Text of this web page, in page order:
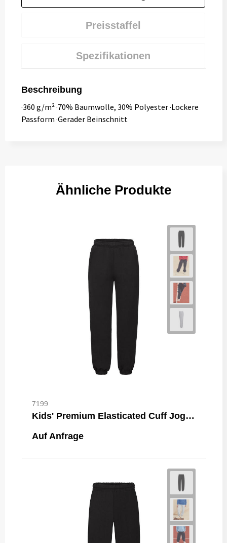
Preisstaffel
Spezifikationen
Beschreibung
·360 g/m² ·70% Baumwolle, 30% Polyester ·Lockere
Passform ·Gerader Beinschnitt
Ähnliche Produkte
7199
Kids' Premium Elasticated Cuff Jog Pants
Auf Anfrage